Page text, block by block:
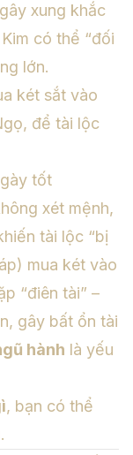
xung khắc
có thể “đối
lớn.
két sắt vào
để tài lộc
tốt
xét mệnh,
tài lộc “bị
mua két vào
“điên tài” –
gây bất ổn tài
hành là yếu
, bạn có thể
.